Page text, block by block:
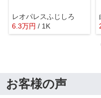
レオパレスふじしろ
6.3万円 / 1K
お客様の声